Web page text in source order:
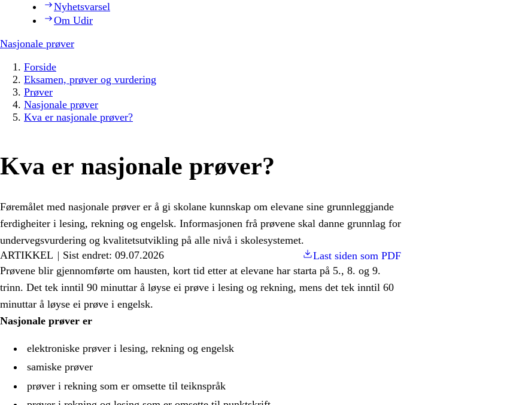
Nyhetsvarsel
Om Udir
Nasjonale prøver
Forside
Eksamen, prøver og vurdering
Prøver
Nasjonale prøver
Kva er nasjonale prøver?
Kva er nasjonale prøver?
Føremålet med nasjonale prøver er å gi skolane kunnskap om elevane sine grunnleggjande
ferdigheiter i lesing, rekning og engelsk. Informasjonen frå prøvene skal danne grunnlag for
undervegsvurdering og kvalitetsutvikling på alle nivå i skolesystemet.
ARTIKKEL
Sist endret: 09.07.2026
Last siden som PDF
Prøvene blir gjennomførte om hausten, kort tid etter at elevane har starta på 5., 8. og 9.
trinn. Det tek inntil 90 minuttar å løyse ei prøve i lesing og rekning, mens det tek inntil 60
minuttar å løyse ei prøve i engelsk.
Nasjonale prøver er
elektroniske prøver i lesing, rekning og engelsk
samiske prøver
prøver i rekning som er omsette til teiknspråk